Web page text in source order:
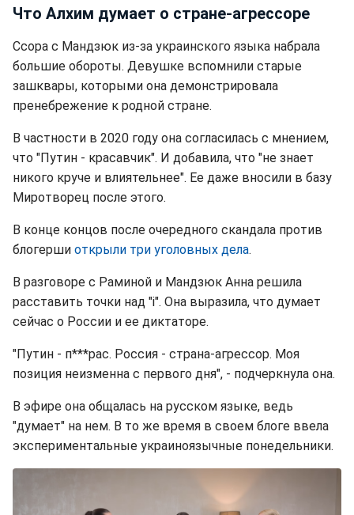
Что Алхим думает о стране-агрессоре
Ссора с Мандзюк из-за украинского языка набрала
большие обороты. Девушке вспомнили старые
зашквары, которыми она демонстрировала
пренебрежение к родной стране.
В частности в 2020 году она согласилась с мнением,
что "Путин - красавчик". И добавила, что "не знает
никого круче и влиятельнее". Ее даже вносили в базу
Миротворец после этого.
В конце концов после очередного скандала против
блогерши открыли три уголовных дела.
В разговоре с Раминой и Мандзюк Анна решила
расставить точки над "і". Она выразила, что думает
сейчас о России и ее диктаторе.
"Путин - п***рас. Россия - страна-агрессор. Моя
позиция неизменна с первого дня", - подчеркнула она.
В эфире она общалась на русском языке, ведь
"думает" на нем. В то же время в своем блоге ввела
экспериментальные украиноязычные понедельники.